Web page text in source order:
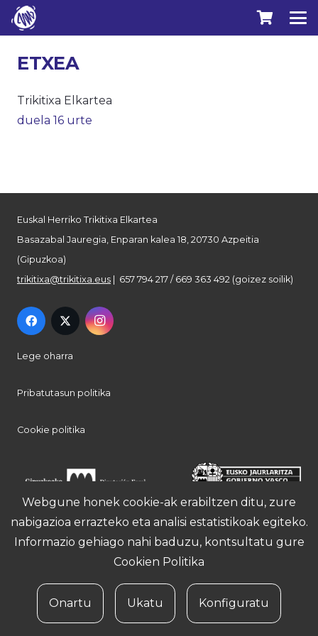
ETXEA
Trikitixa Elkartea
duela 16 urte
Euskal Herriko Trikitixa Elkartea
Basazabal Jauregia, Enparan kalea 18, 20730 Azpeitia
(Gipuzkoa)
trikitixa@trikitixa.eus | 657 794 217 / 669 363 492 (goizez soilik)
Lege oharra
Pribatutasun politika
Cookie politika
Webgune honek cookie-ak erabiltzen ditu, zure
nabigazioa errazteko eta analisi estatistikoak egiteko.
Informazio gehiago nahi baduzu, kontsultatu gure
Cookien Politika
Onartu Ukatu Konfiguratu